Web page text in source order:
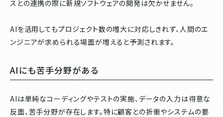
スとの連携の際に新規ソフトウェアの開発は欠かせません。
AIを活用してもプロジェクト数の増大に対応しきれず、人間のエ
ンジニアが求められる場面が増えると予測されます。
AIにも苦手分野がある
AIは単純なコーディングやテストの実施、データの入力は得意な
反面、苦手分野が存在します。特に顧客との折衝やシステムの要